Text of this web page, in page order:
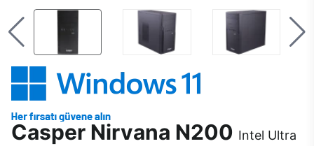
Casper Nirvana N200 Intel Ultra